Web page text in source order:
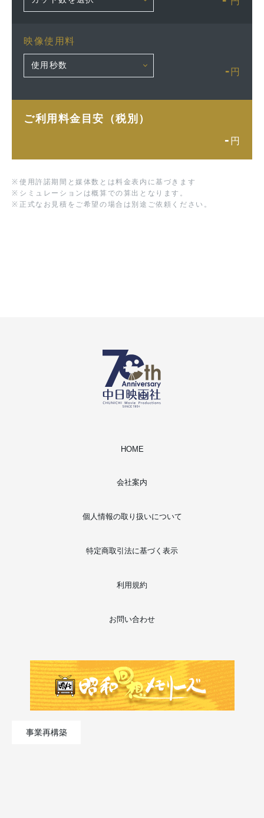
映像使用料
- 円
ご利用料金目安（税別）
- 円
※ 使用許諾期間と媒体数とは料金表内に基づきます
※ シミュレーションは概算での算出となります。
※ 正式なお見積をご希望の場合は別途ご依頼ください。
HOME
会社案内
個人情報の取り扱いについて
特定商取引法に基づく表示
利用規約
お問い合わせ
事業再構築